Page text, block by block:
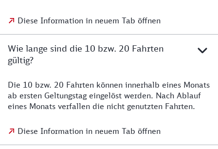
Diese Information in neuem Tab öffnen
Wie lange sind die 10 bzw. 20 Fahrten
gültig?
Die 10 bzw. 20 Fahrten können innerhalb eines Monats
ab ersten Geltungstag eingelöst werden. Nach Ablauf
eines Monats verfallen die nicht genutzten Fahrten.
Diese Information in neuem Tab öffnen